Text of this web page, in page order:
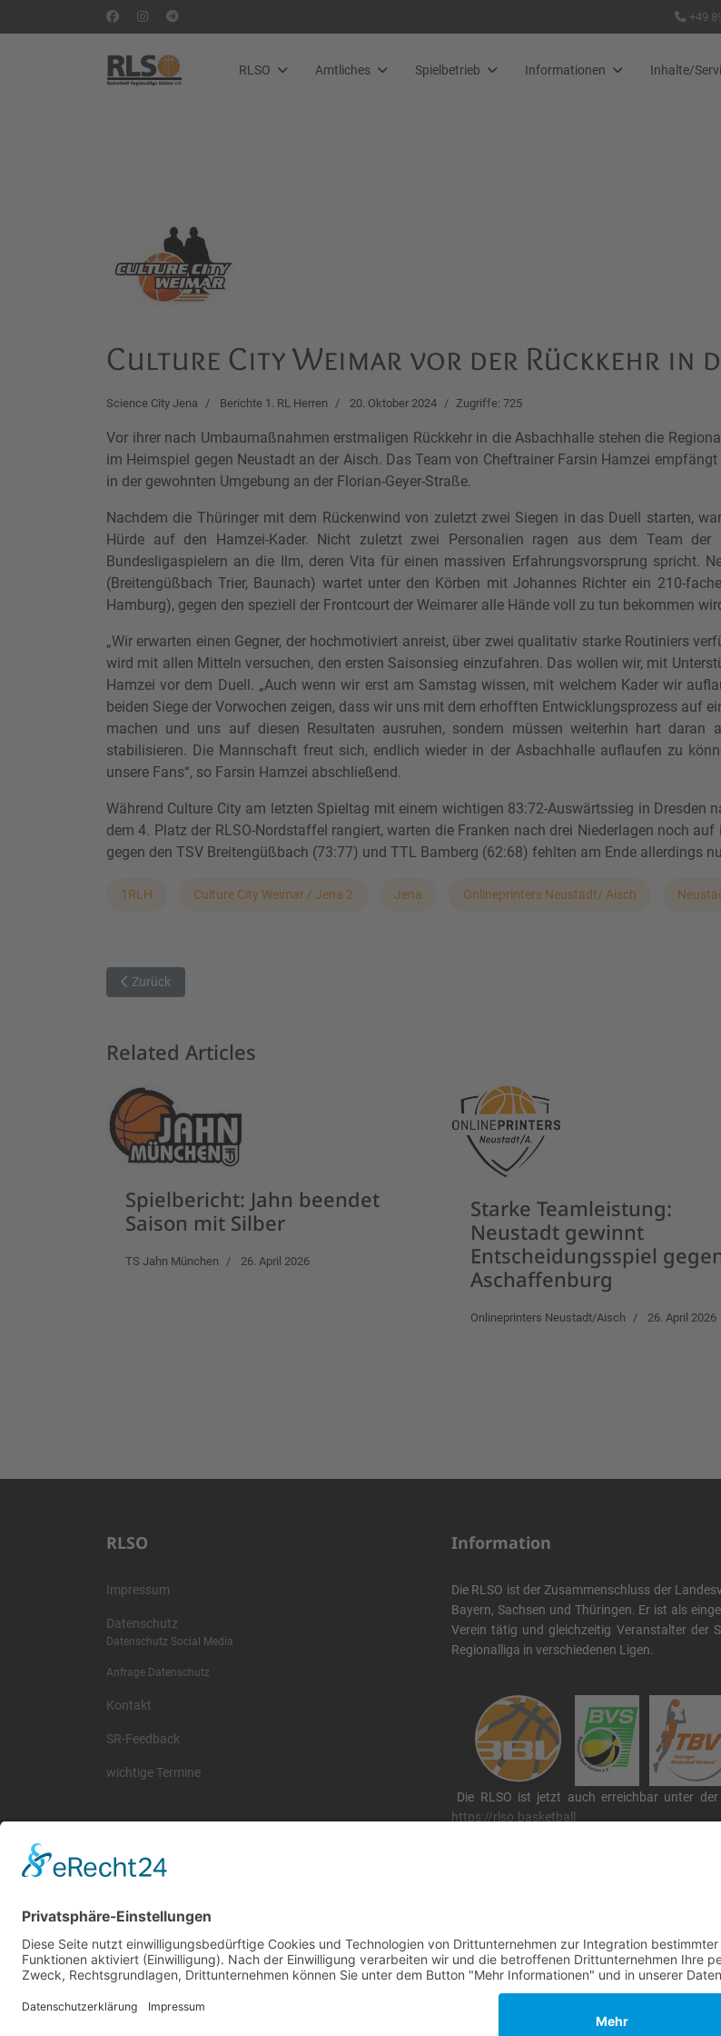
+49
RLSO Amtliches Spielbetrieb Informationen Inhalte/
Culture City Weimar vor der Rückkehr in
Science City Jena Berichte 1. RL Herren 20. Oktober 2024 Zugriffe: 725
Vor ihrer nach Umbaumaßnahmen erstmaligen Rückkehr in die Asbachhalle stehen die
im Heimspiel gegen Neustadt an der Aisch. Das Team von Cheftrainer Farsin Hamzei
in der gewohnten Umgebung an der Florian-Geyer-Straße.
Nachdem die Thüringer mit dem Rückenwind von zuletzt zwei Siegen in das Duell starten,
Hürde auf den Hamzei-Kader. Nicht zuletzt zwei Personalien ragen aus dem Team
Bundesligaspielern an die Ilm, deren Vita für einen massiven Erfahrungsvorsprung spricht.
(Breitengüßbach Trier, Baunach) wartet unter den Körben mit Johannes Richter ein 210-
Hamburg), gegen den speziell der Frontcourt der Weimarer alle Hände voll zu tun bekommen
„Wir erwarten einen Gegner, der hochmotiviert anreist, über zwei qualitativ starke Routiniers
wird mit allen Mitteln versuchen, den ersten Saisonsieg einzufahren. Das wollen wir, mit
Hamzei vor dem Duell. „Auch wenn wir erst am Samstag wissen, mit welchem Kader wir
beiden Siege der Vorwochen zeigen, dass wir uns mit dem erhofften Entwicklungsprozess auf
machen und uns auf diesen Resultaten ausruhen, sondern müssen weiterhin hart daran
stabilisieren. Die Mannschaft freut sich, endlich wieder in der Asbachhalle auflaufen zu
unsere Fans“, so Farsin Hamzei abschließend.
Während Culture City am letzten Spieltag mit einem wichtigen 83:72-Auswärtssieg in Dresden
dem 4. Platz der RLSO-Nordstaffel rangiert, warten die Franken nach drei Niederlagen noch
gegen den TSV Breitengüßbach (73:77) und TTL Bamberg (62:68) fehlten am Ende allerdings
1RLH Culture City Weimar / Jena 2 Jena Onlineprinters Neustadt/ Aisch
Vorheriger Beitrag: Aschaffenburg Baskets sind beim Ligafavoriten Veitshöchheim gefordert
Zurück
Related Articles
Spielbericht: Jahn beendet
Saison mit Silber
TS Jahn München 26. April 2026
Starke Teamleistung:
Neustadt gewinnt
Entscheidungsspiel
Aschaffenburg
Onlineprinters Neustadt/Aisch 26. April 2026
RLSO
Impressum
Datenschutz
Datenschutz Social Media
Anfrage Datenschutz
Kontakt
SR-Feedback
wichtige Termine
Information
Die RLSO ist der Zusammenschluss der
Bayern, Sachsen und Thüringen. Er ist als
Verein tätig und gleichzeitig Veranstalter der
Regionalliga in verschiedenen Ligen.
Die RLSO ist jetzt auch erreichbar unter der
https://rlso.basketball